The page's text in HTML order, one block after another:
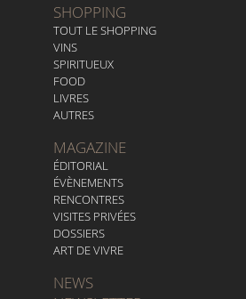
SHOPPING
TOUT LE SHOPPING
VINS
SPIRITUEUX
FOOD
LIVRES
AUTRES
MAGAZINE
ÉDITORIAL
ÉVÈNEMENTS
RENCONTRES
VISITES PRIVÉES
DOSSIERS
ART DE VIVRE
NEWS